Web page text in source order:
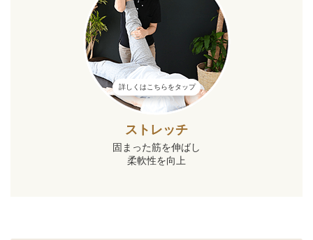
詳しくはこちらをタップ
ストレッチ
固まった筋を伸ばし
柔軟性を向上